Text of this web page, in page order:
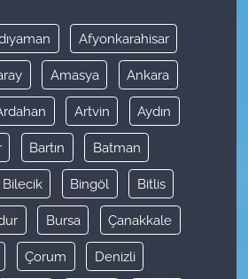
Afyonkarahisar
Amasya Ankara
Artvin Aydın
Bartın Batman
Bilecik Bingöl Bitlis
Bursa Çanakkale
Çorum Denizli